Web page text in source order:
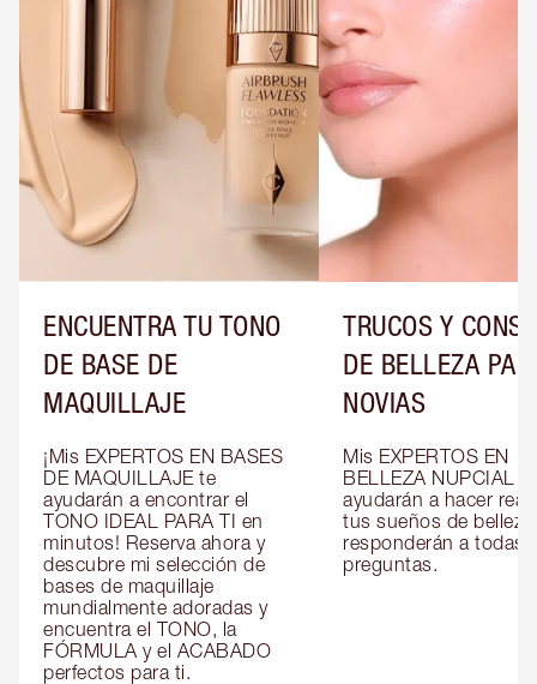
ENCUENTRA TU TONO
DE BASE DE
MAQUILLAJE
¡Mis EXPERTOS EN BASES
DE MAQUILLAJE te
ayudarán a encontrar el
TONO IDEAL PARA TI en
minutos! Reserva ahora y
descubre mi selección de
bases de maquillaje
mundialmente adoradas y
encuentra el TONO, la
FÓRMULA y el ACABADO
perfectos para ti.
TRUCOS Y
DE BELLEZA
NOVIAS
Mis EXPERTOS EN
BELLEZA NUPCIAL te
ayudarán a hacer
tus sueños de belleza
responderán a todas
preguntas.